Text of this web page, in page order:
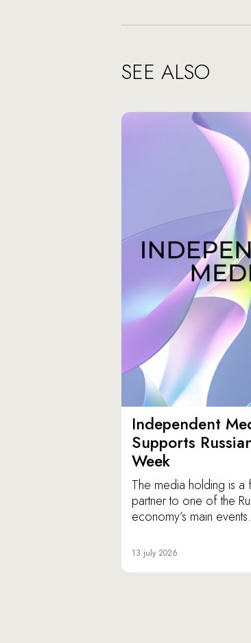
SEE ALSO
Independent
Supports
Week
The media holding is
partner to one of the
economy’s main events.
13 july 2026